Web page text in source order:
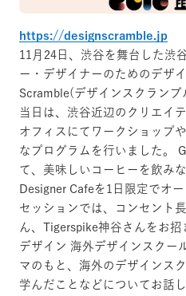
https://designscramble.jp
11月24日、渋谷を舞台した渋
ー・デザイナーのためのデザ
Scramble(デザインスクランブ
当日は、渋谷近辺のクリエイ
オフィスにてワークショップ
なプログラムを行いました。
て、美味しいコーヒーを飲み
Designer Cafeを1日限定でオ
セッションでは、コンセント
ん、Tigerspike神谷さんをお
デザイン 海外デザインスクー
マのもと、海外のデザインス
学んだことなどについてお話